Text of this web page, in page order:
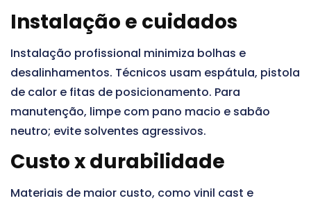
Instalação e cuidados
Instalação profissional minimiza bolhas e
desalinhamentos. Técnicos usam espátula, pistola
de calor e fitas de posicionamento. Para
manutenção, limpe com pano macio e sabão
neutro; evite solventes agressivos.
Custo x durabilidade
Materiais de maior custo, como vinil cast e